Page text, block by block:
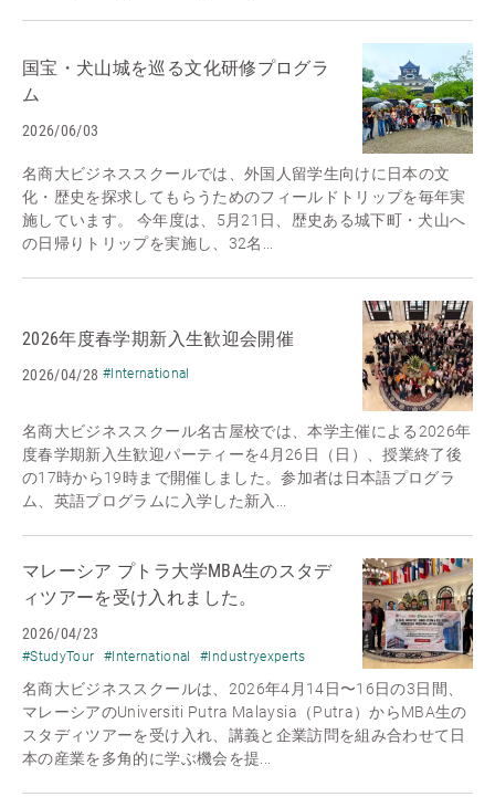
国宝・犬山城を巡る文化研修プログラ
ム
2026/06/03
名商大ビジネススクールでは、外国人留学生向けに日本の文
化・歴史を探求してもらうためのフィールドトリップを毎年実
施しています。 今年度は、5月21日、歴史ある城下町・犬山へ
の日帰りトリップを実施し、32名...
2026年度春学期新入生歓迎会開催
2026/04/28 #International
名商大ビジネススクール名古屋校では、本学主催による2026年
度春学期新入生歓迎パーティーを4月26日（日）、授業終了後
の17時から19時まで開催しました。参加者は日本語プログラ
ム、英語プログラムに入学した新入...
マレーシア プトラ大学MBA生のスタデ
ィツアーを受け入れました。
2026/04/23
#StudyTour #International #Industryexperts
名商大ビジネススクールは、2026年4月14日〜16日の3日間、
マレーシアのUniversiti Putra Malaysia（Putra）からMBA生の
スタディツアーを受け入れ、講義と企業訪問を組み合わせて日
本の産業を多角的に学ぶ機会を提...